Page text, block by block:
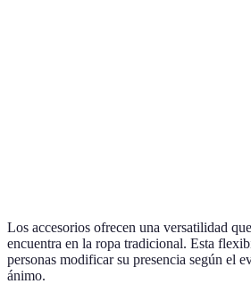
Los accesorios ofrecen una versatilidad
encuentra en la ropa tradicional. Esta
personas modificar su presencia según el
ánimo.